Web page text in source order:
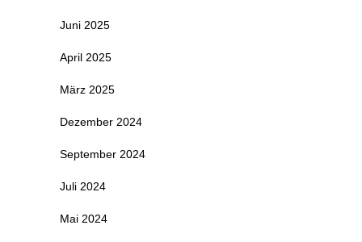
Juni 2025
April 2025
März 2025
Dezember 2024
September 2024
Juli 2024
Mai 2024